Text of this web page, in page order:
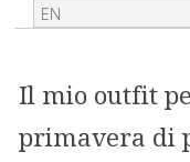
EN
Il mio outfit
primavera di